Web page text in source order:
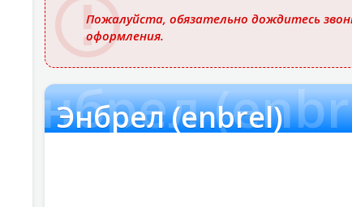
Пожалуйста, обязательно дождитесь
оформления.
Энбрел
Энбрел (enbrel)